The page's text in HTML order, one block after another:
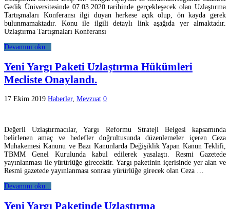
Gedik Üniversitesinde 07.03.2020 tarihinde gerçekleşecek olan Uzlaştırma
Tartışmaları Konferansı ilgi duyan herkese açık olup, ön kayda gerek
bulunmamaktadır. Konu ile ilgili detaylı link aşağıda yer almaktadır.
Uzlaştırma Tartışmaları Konferansı
Devamını oku...
Yeni Yargı Paketi Uzlaştırma Hükümleri
Mecliste Onaylandı.
17 Ekim 2019 Haberler, Mevzuat 0
Değerli Uzlaştırmacılar, Yargı Reformu Strateji Belgesi kapsamında
belirlenen amaç ve hedefler doğrultusunda düzenlemeler içeren Ceza
Muhakemesi Kanunu ve Bazı Kanunlarda Değişiklik Yapan Kanun Teklifi,
TBMM Genel Kurulunda kabul edilerek yasalaştı. Resmi Gazetede
yayınlanması ile yürürlüğe girecektir. Yargı paketinin içerisinde yer alan ve
Resmi gazetede yayınlanması sonrası yürürlüğe girecek olan Ceza …
Devamını oku...
Yeni Yargı Paketinde Uzlaştırma